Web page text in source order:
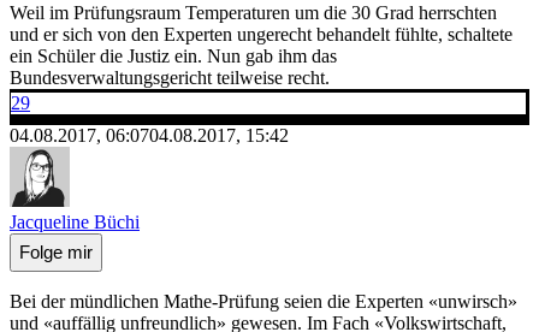
Weil im Prüfungsraum Temperaturen um die 30 Grad herrschten
und er sich von den Experten ungerecht behandelt fühlte, schaltete
ein Schüler die Justiz ein. Nun gab ihm das
Bundesverwaltungsgericht teilweise recht.
29
04.08.2017, 06:0704.08.2017, 15:42
Jacqueline Büchi
Folge mir
Bei der mündlichen Mathe-Prüfung seien die Experten «unwirsch»
und «auffällig unfreundlich» gewesen. Im Fach «Volkswirtschaft,